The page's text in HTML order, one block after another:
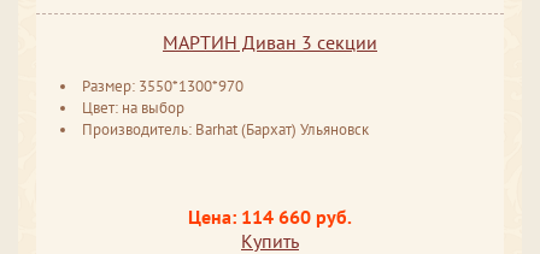
МАРТИН Диван 3 секции
Размер: 3550*1300*970
Цвет: на выбор
Производитель: Barhat (Бархат) Ульяновск
Цена: 114 660 руб.
Купить